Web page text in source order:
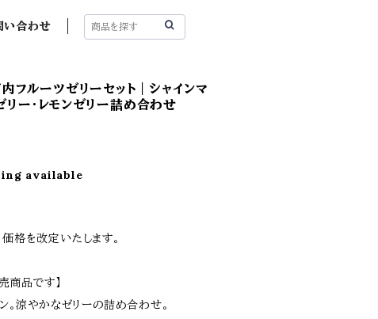
い合わせ
内フルーツゼリーセット｜シャインマ
リー・レモンゼリー詰め合わせ
available
格を改定いたします。
商品です】
。涼やかなゼリーの詰め合わせ。